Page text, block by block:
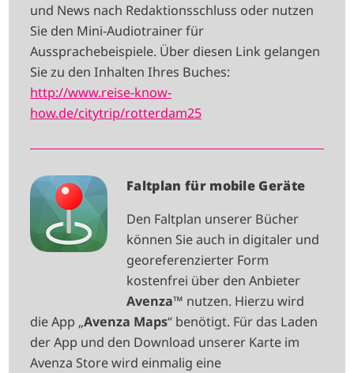
und News nach Redaktionsschluss oder nutzen
Sie den Mini-Audiotrainer für
Aussprachebeispiele. Über diesen Link gelangen
Sie zu den Inhalten Ihres Buches:
http://www.reise-know-
how.de/citytrip/rotterdam25
I
A
G
Faltplan für mobile Geräte
Den Faltplan unserer Bücher
können Sie auch in digitaler und
georeferenzierter Form
kostenfrei über den Anbieter
Avenza™ nutzen. Hierzu wird
die App „Avenza Maps“ benötigt. Für das Laden
der App und den Download unserer Karte im
Avenza Store wird einmalig eine